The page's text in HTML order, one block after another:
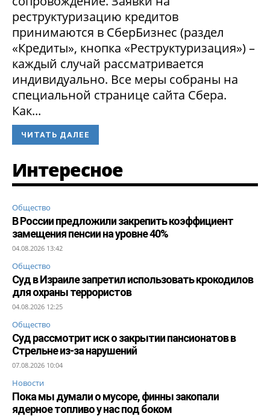
реструктуризацию кредитов
принимаются в СберБизнес (раздел
«Кредиты», кнопка «Реструктуризация») –
каждый случай рассматривается
индивидуально. Все меры собраны на
специальной странице сайта Сбера.
Как...
ЧИТАТЬ ДАЛЕЕ
Интересное
Общество
В России предложили закрепить коэффициент
замещения пенсии на уровне 40%
04.08.2026 13:42
Общество
Суд в Израиле запретил использовать крокодилов
для охраны террористов
04.08.2026 12:25
Общество
Суд рассмотрит иск о закрытии пансионатов в
Стрельне из-за нарушений
07.08.2026 10:04
Новости
Пока мы думали о мусоре, финны закопали
ядерное топливо у нас под боком